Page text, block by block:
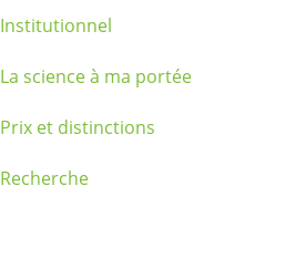
Institutionnel
La science à ma portée
Prix et distinctions
Recherche